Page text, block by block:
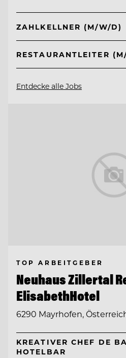
ZAHLKELLNER (M/W/D)
RESTAURANTLEITER
Entdecke alle Jobs
TOP ARBEITGEBER
Neuhaus Zillertal
ElisabethHotel
6290 Mayrhofen,
KREATIVER CHEF DE
HOTELBAR